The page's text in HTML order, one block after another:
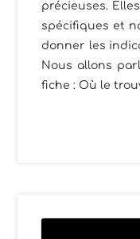
précieuses.
spécifiques et
donner les
Nous allons
fiche : Où le